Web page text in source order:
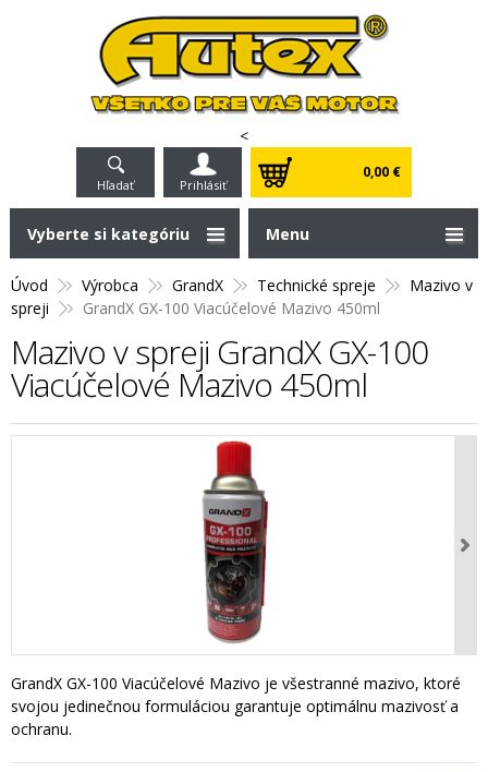
<
Hľadať Prihlásiť
0,00 €
Úvod Výrobca GrandX Technické spreje
Mazivo v
spreji
GrandX GX-100 Viacúčelové Mazivo 450ml
Mazivo v spreji GrandX GX-100
Viacúčelové Mazivo 450ml
GrandX GX-100 Viacúčelové Mazivo je všestranné mazivo, ktoré
svojou jedinečnou formuláciou garantuje optimálnu mazivosť a
ochranu.
Vyberte si kategóriu Menu